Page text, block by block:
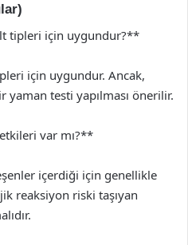
tipleri için uygundur?**
için uygundur. Ancak,
testi yapılması önerilir.
var mı?**
içerdiği için genellikle
reaksiyon riski taşıyan